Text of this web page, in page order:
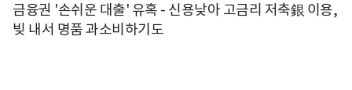
금융권 '손쉬운 대출' 유혹 - 신용낮아 고금리 저축銀 이용,
빚 내서 명품 과소비하기도